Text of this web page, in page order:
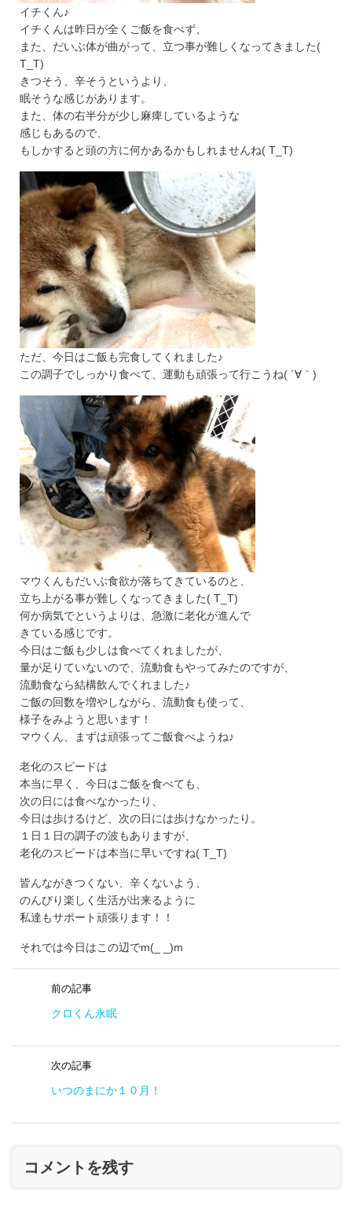
イチくん♪
イチくんは昨日が全くご飯を食べず、
また、だいぶ体が曲がって、立つ事が難しくなってきました(
T_T)
きつそう、辛そうというより、
眠そうな感じがあります。
また、体の右半分が少し麻痺しているような
感じもあるので、
もしかすると頭の方に何かあるかもしれませんね( T_T)
ただ、今日はご飯も完食してくれました♪
この調子でしっかり食べて、運動も頑張って行こうね( ´∀｀)
マウくんもだいぶ食欲が落ちてきているのと、
立ち上がる事が難しくなってきました( T_T)
何か病気でというよりは、急激に老化が進んで
きている感じです。
今日はご飯も少しは食べてくれましたが、
量が足りていないので、流動食もやってみたのですが、
流動食なら結構飲んでくれました♪
ご飯の回数を増やしながら、流動食も使って、
様子をみようと思います！
マウくん、まずは頑張ってご飯食べようね♪
老化のスピードは
本当に早く、今日はご飯を食べても、
次の日には食べなかったり、
今日は歩けるけど、次の日には歩けなかったり。
１日１日の調子の波もありますが、
老化のスピードは本当に早いですね( T_T)
皆んながきつくない、辛くないよう、
のんびり楽しく生活が出来るように
私達もサポート頑張ります！！
それでは今日はこの辺でm(_ _)m
前の記事
クロくん永眠
次の記事
いつのまにか１０月！
コメントを残す